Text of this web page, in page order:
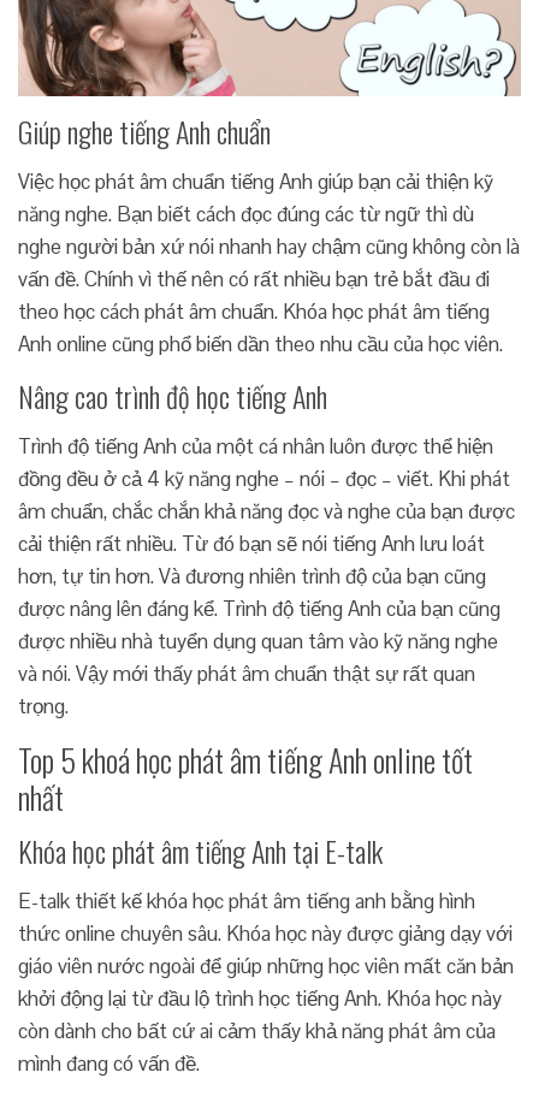
Giúp nghe tiếng Anh chuẩn
Việc học phát âm chuẩn tiếng Anh giúp bạn cải thiện kỹ
năng nghe. Bạn biết cách đọc đúng các từ ngữ thì dù
nghe người bản xứ nói nhanh hay chậm cũng không còn là
vấn đề. Chính vì thế nên có rất nhiều bạn trẻ bắt đầu đi
theo học cách phát âm chuẩn. Khóa học phát âm tiếng
Anh online cũng phổ biến dần theo nhu cầu của học viên.
Nâng cao trình độ học tiếng Anh
Trình độ tiếng Anh của một cá nhân luôn được thể hiện
đồng đều ở cả 4 kỹ năng nghe – nói – đọc – viết. Khi phát
âm chuẩn, chắc chắn khả năng đọc và nghe của bạn được
cải thiện rất nhiều. Từ đó bạn sẽ nói tiếng Anh lưu loát
hơn, tự tin hơn. Và đương nhiên trình độ của bạn cũng
được nâng lên đáng kể. Trình độ tiếng Anh của bạn cũng
được nhiều nhà tuyển dụng quan tâm vào kỹ năng nghe
và nói. Vậy mới thấy phát âm chuẩn thật sự rất quan
trọng.
Top 5 khoá học phát âm tiếng Anh online tốt
nhất
Khóa học phát âm tiếng Anh tại E-talk
E-talk thiết kế khóa học phát âm tiếng anh bằng hình
thức online chuyên sâu. Khóa học này được giảng dạy với
giáo viên nước ngoài để giúp những học viên mất căn bản
khởi động lại từ đầu lộ trình học tiếng Anh. Khóa học này
còn dành cho bất cứ ai cảm thấy khả năng phát âm của
mình đang có vấn đề.